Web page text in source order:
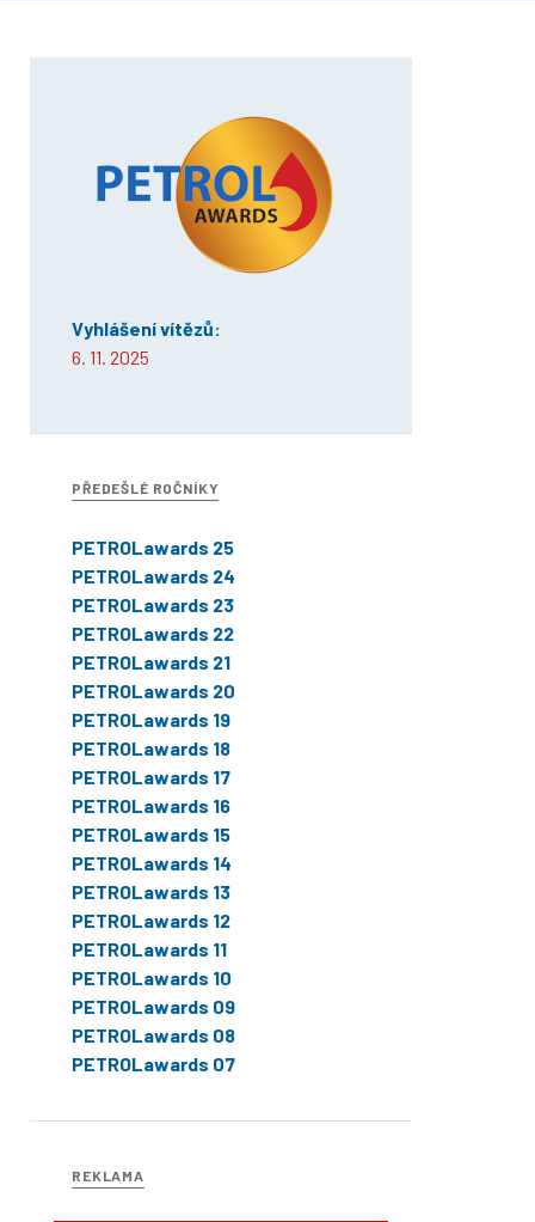
Vyhlášení vítězů:
6. 11. 2025
PŘEDEŠLÉ ROČNÍKY
PETROLawards 25
PETROLawards 24
PETROLawards 23
PETROLawards 22
PETROLawards 21
PETROLawards 20
PETROLawards 19
PETROLawards 18
PETROLawards 17
PETROLawards 16
PETROLawards 15
PETROLawards 14
PETROLawards 13
PETROLawards 12
PETROLawards 11
PETROLawards 10
PETROLawards 09
PETROLawards 08
PETROLawards 07
REKLAMA